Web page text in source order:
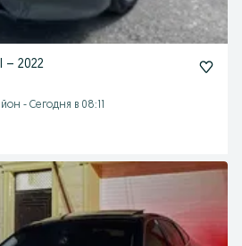
– 2022
- Сегодня в 08:11